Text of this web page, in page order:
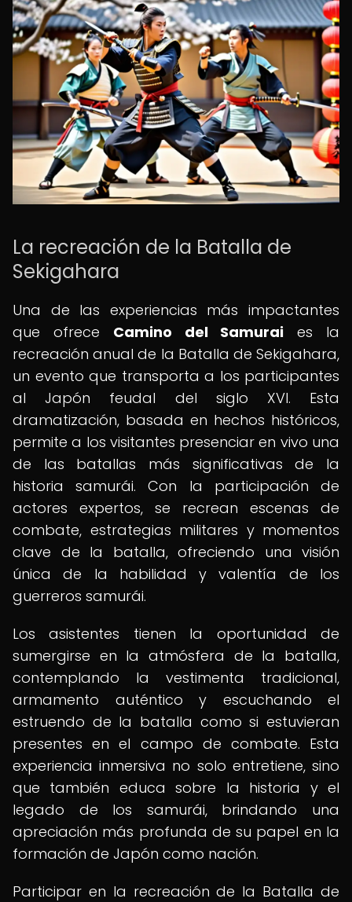
La recreación de la Batalla de
Sekigahara
Una de las experiencias más impactantes
que ofrece Camino del Samurai es la
recreación anual de la Batalla de Sekigahara,
un evento que transporta a los participantes
al Japón feudal del siglo XVI. Esta
dramatización, basada en hechos históricos,
permite a los visitantes presenciar en vivo una
de las batallas más significativas de la
historia samurái. Con la participación de
actores expertos, se recrean escenas de
combate, estrategias militares y momentos
clave de la batalla, ofreciendo una visión
única de la habilidad y valentía de los
guerreros samurái.
Los asistentes tienen la oportunidad de
sumergirse en la atmósfera de la batalla,
contemplando la vestimenta tradicional,
armamento auténtico y escuchando el
estruendo de la batalla como si estuvieran
presentes en el campo de combate. Esta
experiencia inmersiva no solo entretiene, sino
que también educa sobre la historia y el
legado de los samurái, brindando una
apreciación más profunda de su papel en la
formación de Japón como nación.
Participar en la recreación de la Batalla de